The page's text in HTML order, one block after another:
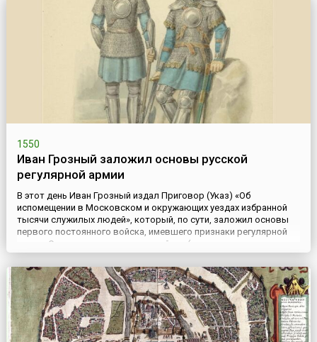
1550
Иван Грозный заложил основы русской
регулярной армии
В этот день Иван Грозный издал Приговор (Указ) «Об
испомещении в Московском и окружающих уездах избранной
тысячи служилых людей», который, по сути, заложил основы
первого постоянного войска, имевшего признаки регулярной
армии. Свою историю русское войско (и прежде всего -
Сухопутные войска) ведет от княжеских дружин Киевской Руси.
Борьба за преодоление феодальной раздробленности,
образование ц...